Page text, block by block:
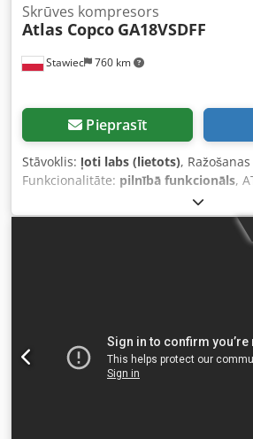
Stawiec 760 km
Skrūves kompresors
Atlas Copco GA18VSDFF
Pieprasīt
Stāvoklis: ļoti labs (lietots),
Funkcionalitāte: pilnībā funkcionāls,
GA18VSDFF skrūvju kompresors ar
un gaisa žāvētāju, pēc apkopes.
Apezmt Nvs Ejha jauda: 3,24 m³/min;
video.